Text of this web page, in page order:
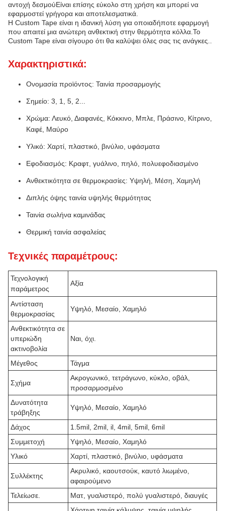
αντοχή δεσμούΕίναι επίσης εύκολο στη χρήση και μπορεί να
εφαρμοστεί γρήγορα και αποτελεσματικά.
Η Custom Tape είναι η ιδανική λύση για οποιαδήποτε εφαρμογή
που απαιτεί μια ανώτερη ανθεκτική στην θερμότητα κόλλα.Το
Custom Tape είναι σίγουρο ότι θα καλύψει όλες σας τις ανάγκες..
Χαρακτηριστικά:
Ονομασία προϊόντος: Ταινία προσαρμογής
Σημείο: 3, 1, 5, 2...
Χρώμα: Λευκό, Διαφανές, Κόκκινο, Μπλε, Πράσινο, Κίτρινο,
Καφέ, Μαύρο
Υλικό: Χαρτί, πλαστικό, βινύλιο, υφάσματα
Εφοδιασμός: Κραφτ, γυάλινο, πηλό, πολυεφοδιασμένο
Ανθεκτικότητα σε θερμοκρασίες: Υψηλή, Μέση, Χαμηλή
Διπλής όψης ταινία υψηλής θερμότητας
Ταινία σωλήνα καμινάδας
Θερμική ταινία ασφαλείας
Τεχνικές παραμέτρους:
Τεχνολογική
παράμετρος
Αξία
Αντίσταση
θερμοκρασίας
Υψηλό, Μεσαίο, Χαμηλό
Ανθεκτικότητα σε
υπεριώδη
ακτινοβολία
Ναι, όχι.
Μέγεθος Τάγμα
Σχήμα
Ακρογωνικό, τετράγωνο, κύκλο, οβάλ,
προσαρμοσμένο
Δυνατότητα
τράβηξης
Υψηλό, Μεσαίο, Χαμηλό
Δάχος
1.5mil, 2mil, il, 4mil, 5mil, 6mil
Συμμετοχή
Υψηλό, Μεσαίο, Χαμηλό
Υλικό
Χαρτί, πλαστικό, βινύλιο, υφάσματα
Συλλέκτης
Ακρυλικό, καουτσούκ, καυτό λιωμένο,
αφαιρούμενο
Τελείωσε.
Ματ, γυαλιστερό, πολύ γυαλιστερό, διαυγές